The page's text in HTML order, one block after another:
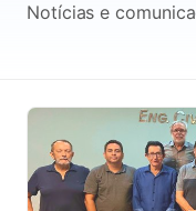
Notícias e